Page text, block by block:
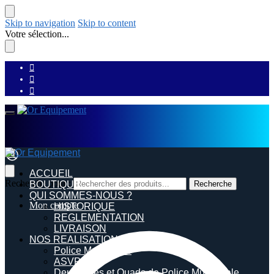
Skip to navigation Skip to content
Votre sélection...
Recherche pour : Recherche
Mon compte
ACCUEIL
BOUTIQUE
QUI SOMMES-NOUS ?
HISTORIQUE
REGLEMENTATION
LIVRAISON
NOS REALISATIONS
Police Municipale
ASVP